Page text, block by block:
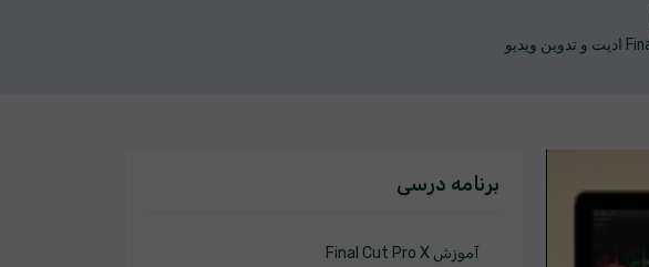
برنامه درسی
آموزش Final Cut Pro X